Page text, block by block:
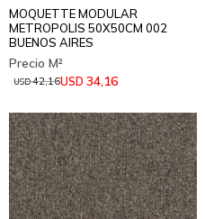
MOQUETTE MODULAR
METROPOLIS 50X50CM 002
BUENOS AIRES
USD 34,16
USD42,16